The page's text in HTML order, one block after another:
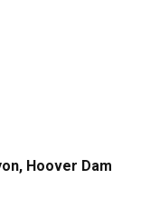
Hoover Dam